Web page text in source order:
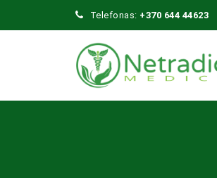
Telefonas: +370 644 44623